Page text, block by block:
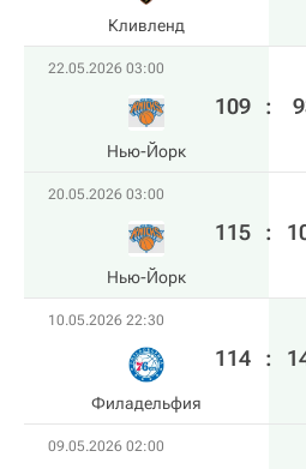
Кливленд
22.05.2026 03:00
Нью-Йорк
109 :
20.05.2026 03:00
Нью-Йорк
115 :
10.05.2026 22:30
Филадельфия
114 :
09.05.2026 02:00